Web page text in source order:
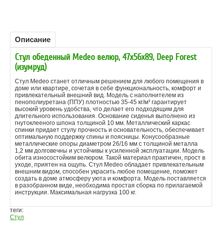
Описание
Стул обеденный Medeo велюр, 47х56х89, Deep Forest
(изумруд)
Стул Medeo станет отличным решением для любого помещения в
доме или квартире, сочетая в себе функциональность, комфорт и
привлекательный внешний вид. Модель с наполнителем из
пенополиуретана (ППУ) плотностью 35-45 кг/м³ гарантирует
высокий уровень удобства, что делает его подходящим для
длительного использования. Основание сиденья выполнено из
гнутоклееного шпона толщиной 10 мм. Металлический каркас
спинки придает стулу прочность и основательность, обеспечивает
оптимальную поддержку спины и поясницы. Конусообразные
металлические опоры диаметром 26/16 мм с толщиной металла
1,2 мм долговечны и устойчивы к усиленной эксплуатации. Модель
обита износостойким велюром. Такой материал практичен, прост в
уходе, приятен на ощупь. Стул Medeo обладает привлекательным
внешним видом, способен украсить любое помещение, поможет
создать в доме атмосферу уюта и комфорта. Модель поставляется
в разобранном виде, необходима простая сборка по прилагаемой
инструкции. Максимальная нагрузка 100 кг.
теги:
Стул